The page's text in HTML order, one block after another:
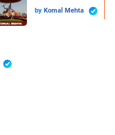
by Komal Mehta